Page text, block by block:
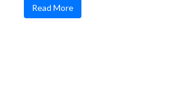
Read More